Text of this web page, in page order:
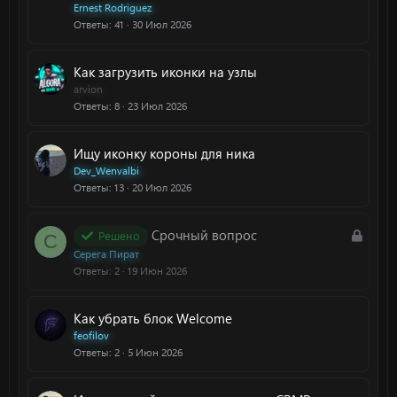
Ernest Rodriguez
Ответы 41 30 Июл 2026
Как загрузить иконки на узлы
arvion
Ответы 8 23 Июл 2026
Ищу иконку короны для ника
Dev_Wenvalbi
Ответы 13 20 Июл 2026
С
З
Решено Срочный вопрос
Серега Пират
Ответы 2 19 Июн 2026
Как убрать блок Welcome
feofilov
Ответы 2 5 Июн 2026